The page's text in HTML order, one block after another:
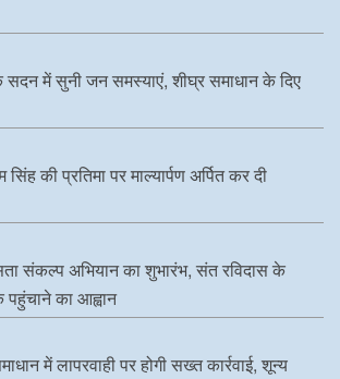
में सुनी जन समस्याएं, शीघ्र समाधान के दिए
की प्रतिमा पर माल्यार्पण अर्पित कर दी
संकल्प अभियान का शुभारंभ, संत रविदास के
का आह्वान
में लापरवाही पर होगी सख्त कार्रवाई, शून्य